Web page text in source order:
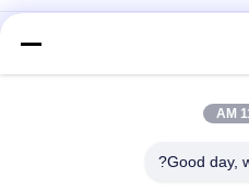
بالجروح، المنتجات الطبية
، الجرح الجص
فوق البنفسجية وخالٍ من
Good day,